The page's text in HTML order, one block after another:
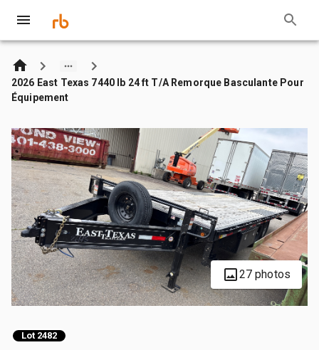
2026 East Texas 7440 lb 24 ft T/A Remorque Basculante Pour
Équipement
27 photos
Lot 2482